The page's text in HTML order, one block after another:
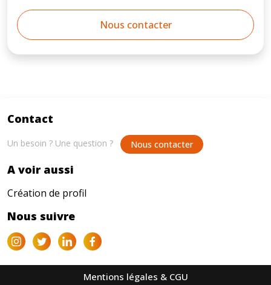
Nous contacter
Contact
Un besoin ? Une question ? Nous contacter
A voir aussi
Création de profil
Nous suivre
Mentions légales & CGU